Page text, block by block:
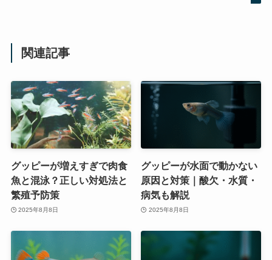
関連記事
グッピーが増えすぎで肉食
魚と混泳？正しい対処法と
繁殖予防策
2025年8月8日
グッピーが水面で動かない
原因と対策｜酸欠・水質・
病気も解説
2025年8月8日